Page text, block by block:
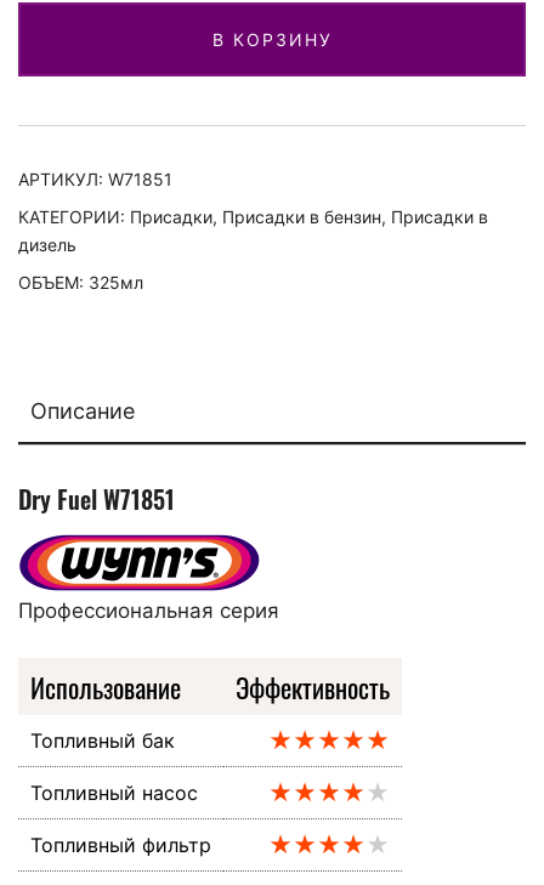
топливного
бака.
В КОРЗИНУ
АРТИКУЛ: W71851
КАТЕГОРИИ: Присадки, Присадки в бензин, Присадки в
дизель
ОБЪЕМ: 325мл
Описание
Dry Fuel W71851
Профессиональная серия
Использование Эффективность
Топливный бак ★★★★★
Топливный насос ★★★★★
Топливный фильтр ★★★★★